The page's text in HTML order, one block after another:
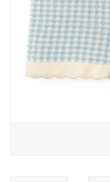
Cadeaubonnen
Merken